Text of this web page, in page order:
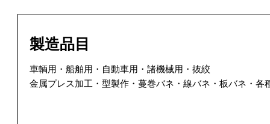
製造品目
車輌用・船舶用・自動車用・諸機械用・抜絞
金属プレス加工・型製作・蔓巻バネ・線バネ・板バネ・各